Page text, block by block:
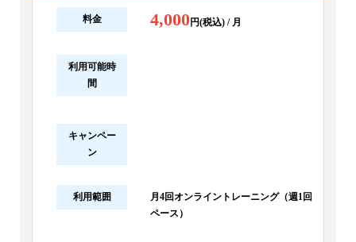
料金 4,000円(税込) / 月
利用可能時
間
キャンペー
ン
利用範囲
月4回オンライントレーニング（週1回
ペース）